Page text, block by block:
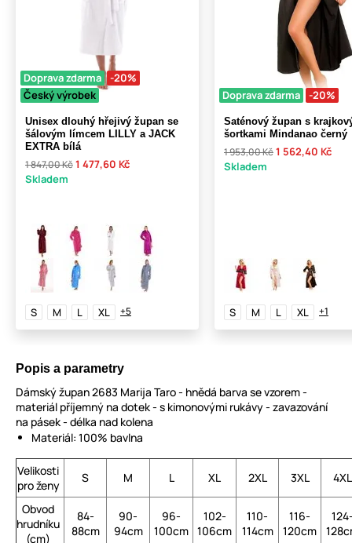
Doprava zdarma
-20%
Český výrobek
Unisex dlouhý hřejivý župan se
šálovým límcem LILLY a JACK
EXTRA bílá
1 847,00 Kč1 477,60 Kč
Skladem
S M L XL +5
Doprava zdarma -20%
Saténový župan s
šortkami Mindanao černý
1 953,00 Kč1 562,40 Kč
Skladem
S M L XL +1
Popis a parametry
Dámský župan 2683 Marija Taro - hnědá barva se vzorem -
materiál příjemný na dotek - s kimonovými rukávy - zavazování
na pásek - délka nad kolena
Materiál: 100% bavlna
Velikosti
pro ženy
S M L XL 2XL 3XL 4XL
Obvod
hrudníku
(cm)
84-
88cm
90-
94cm
96-
100cm
102-
106cm
110-
114cm
116-
120cm